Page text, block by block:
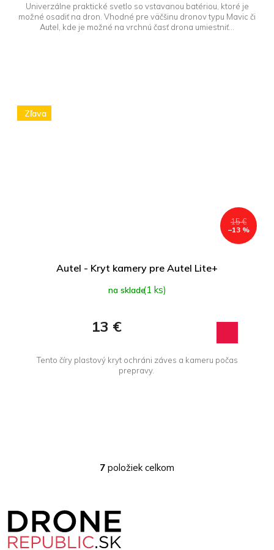
Univerzálne praktické svetlo so vstavanou batériou, ktoré je
možné osadiť na dron. Vhodné pre väčšinu dronov typu Mavic či
Autel, kde je možné na vrchnú časť drona umiestniť...
Zľava
15 €
–13 %
Autel - Kryt kamery pre Autel Lite+
na sklade(1 ks)
13 €
Tento číry plastový kryt ochráni záves a kameru počas
prepravy.
O
7 položiek celkom